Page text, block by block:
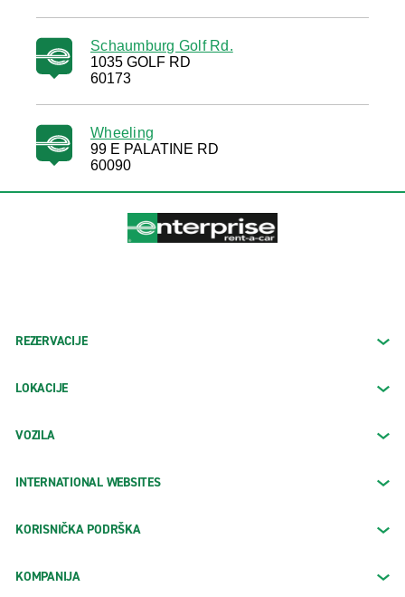
Schaumburg Golf Rd.
1035 GOLF RD
60173
Wheeling
99 E PALATINE RD
60090
REZERVACIJE
LOKACIJE
VOZILA
INTERNATIONAL WEBSITES
KORISNIČKA PODRŠKA
KOMPANIJA